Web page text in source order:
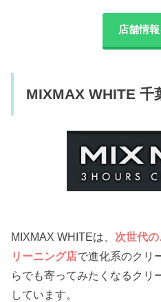
店舗情
MIXMAX WHITE 千
MIXMAX WHITEは、 次世代
リーニング店で進化系のクリ
らでも寄ってみたくなるクリ
しています。